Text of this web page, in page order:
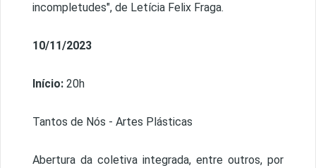
incompletudes", de Letícia Felix Fraga.
10/11/2023
Início:20h
Tantos de Nós - Artes Plásticas
Abertura da coletiva integrada, entre outros, por